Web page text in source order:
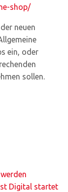
shop/
neuen
ein, oder
sollen.
Digital startet